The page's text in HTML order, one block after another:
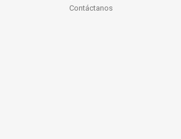
Contáctanos